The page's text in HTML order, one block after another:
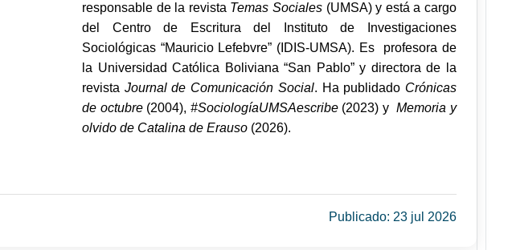
responsable de la revista Temas Sociales (UMSA) y está a cargo
del Centro de Escritura del Instituto de Investigaciones
Sociológicas “Mauricio Lefebvre” (IDIS-UMSA). Es profesora de
la Universidad Católica Boliviana “San Pablo” y directora de la
revista Journal de Comunicación Social. Ha publidado Crónicas
de octubre (2004), #SociologíaUMSAescribe(2023) yMemoria y
olvido de Catalina de Erauso(2026).
Publicado: 23 jul 2026